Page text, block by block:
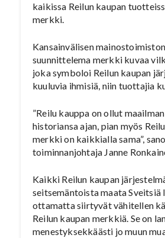
kaikissa Reilun kaupan
merkki.
Kansainvälisen
suunnittelema merkki kuvaa
joka symboloi Reilun kaupan
kuuluvia ihmisiä, niin tuottajia
”Reilu kauppa on ollut
historiansa ajan, pian myös
merkki on kaikkialla sama”,
toiminnanjohtaja Janne
Kaikki Reilun kaupan
seitsemäntoista maata Sveitsiä
ottamatta siirtyvät vähitellen
Reilun kaupan merkkiä. Se on
menestyksekkäästi jo muun